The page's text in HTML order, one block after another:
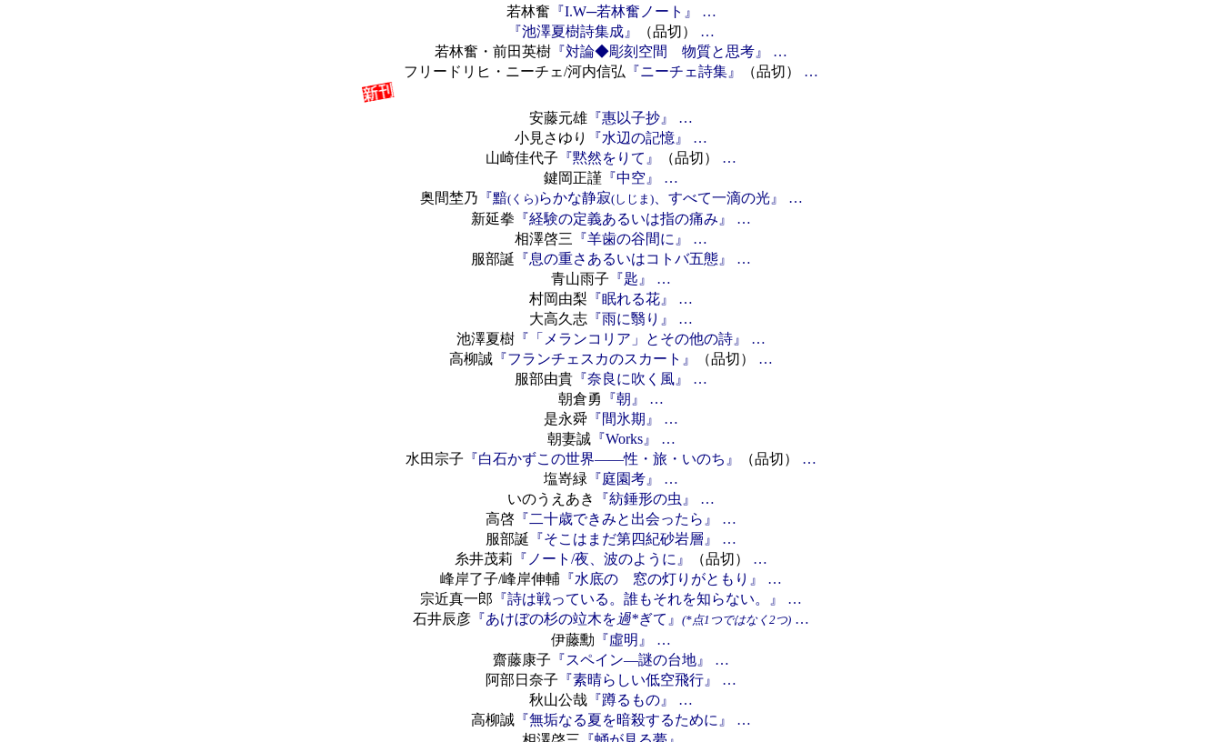
若林奮 『I.W─若林奮ノート』
…
『池澤夏樹詩集成』
（品切） …
若林奮・前田英樹 『対論◆彫刻空間 物質と思考』
…
フリードリヒ・ニーチェ/河内信弘 『ニーチェ詩集』 （品切） …
安藤元雄 『惠以子抄』
…
小見さゆり
『水辺の記憶』
…
山崎佳代子 『黙然をりて』 （品切） …
鍵岡正謹 『中空』
…
奥間埜乃 『黯(くら)らかな静寂(しじま)、すべて一滴の光』
…
新延拳 『経験の定義あるいは指の痛み』
…
相澤啓三 『羊歯の谷間に』
…
服部誕 『息の重さあるいはコトバ五態』
…
青山雨子 『匙』
…
村岡由梨 『眠れる花』
…
大高久志 『雨に翳り』
…
池澤夏樹 『「メランコリア」とその他の詩』
…
高柳誠 『フランチェスカのスカート』 （品切） …
服部由貴 『奈良に吹く風』
…
朝倉勇
『朝』
…
是永舜 『間氷期』
…
朝妻誠『Works』
…
水田宗子 『白石かずこの世界――性・旅・いのち』 （品切） …
塩嵜緑 『庭園考』
…
いのうえあき
『紡錘形の虫』
…
高啓 『二十歳できみと出会ったら』
…
服部誕 『そこはまだ第四紀砂岩層』
…
糸井茂莉 『ノート/夜、波のように』 （品切） …
峰岸了子/峰岸伸輔 『水底の 窓の灯りがともり』
…
宗近真一郎 『詩は戦っている。誰もそれを知らない。』
…
石井辰彦 『あけぼの杉の竝木を過*ぎて』 (*点1つではなく2つ) …
伊藤勳 『虛明』
…
齋藤康子 『スペイン―謎の台地』
…
阿部日奈子 『素晴らしい低空飛行』
…
秋山公哉 『蹲るもの』
…
高柳誠 『無垢なる夏を暗殺するために』
…